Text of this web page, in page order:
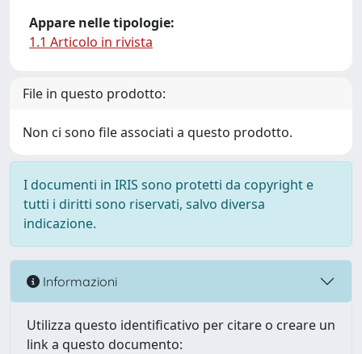
Appare nelle tipologie:
1.1 Articolo in rivista
File in questo prodotto:
Non ci sono file associati a questo prodotto.
I documenti in IRIS sono protetti da copyright e
tutti i diritti sono riservati, salvo diversa
indicazione.
Informazioni
Utilizza questo identificativo per citare o creare un
link a questo documento: